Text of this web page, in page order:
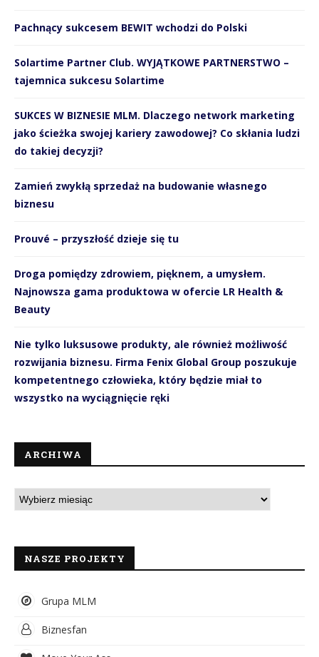
Pachnący sukcesem BEWIT wchodzi do Polski
Solartime Partner Club. WYJĄTKOWE PARTNERSTWO –
tajemnica sukcesu Solartime
SUKCES W BIZNESIE MLM. Dlaczego network marketing
jako ścieżka swojej kariery zawodowej? Co skłania ludzi
do takiej decyzji?
Zamień zwykłą sprzedaż na budowanie własnego
biznesu
Prouvé – przyszłość dzieje się tu
Droga pomiędzy zdrowiem, pięknem, a umysłem.
Najnowsza gama produktowa w ofercie LR Health &
Beauty
Nie tylko luksusowe produkty, ale również możliwość
rozwijania biznesu. Firma Fenix Global Group poszukuje
kompetentnego człowieka, który będzie miał to
wszystko na wyciągnięcie ręki
ARCHIWA
NASZE PROJEKTY
Grupa MLM
Biznesfan